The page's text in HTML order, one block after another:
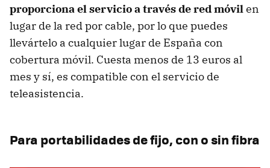
proporciona el servicio a través de red móvilen
lugar de la red por cable, por lo que puedes
llevártelo a cualquier lugar de España con
cobertura móvil. Cuesta menos de 13 euros al
mes y sí, es compatible con el servicio de
teleasistencia.
Para portabilidades de fijo, con o sin fibra